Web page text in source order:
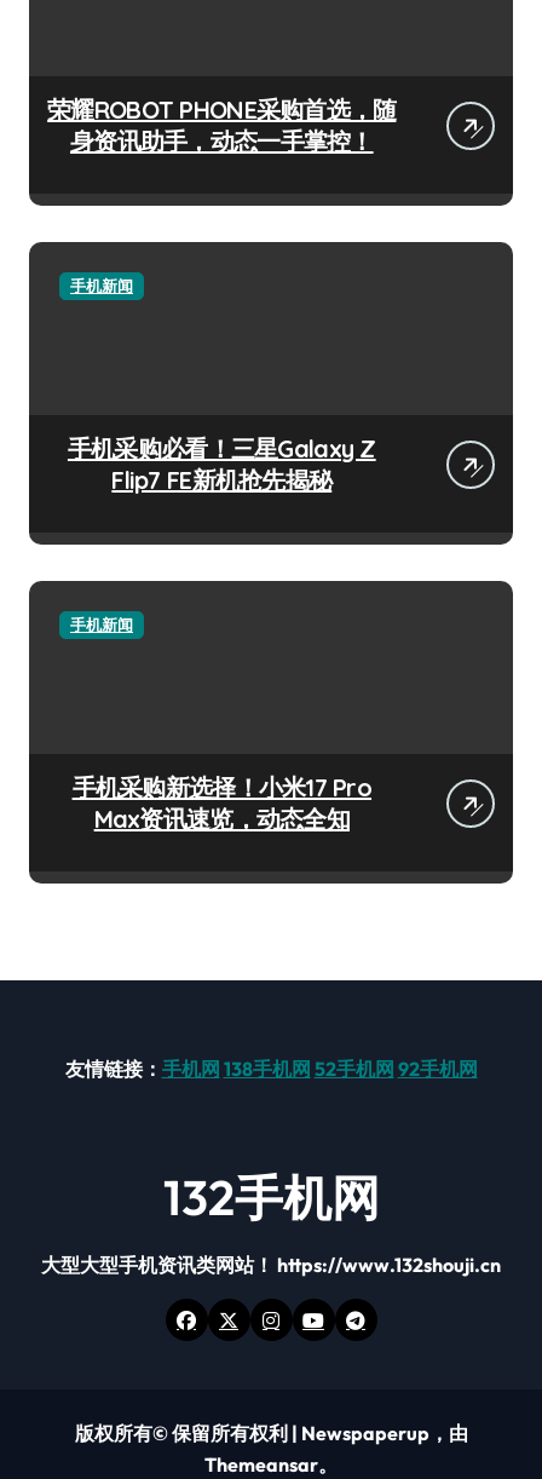
荣耀ROBOT PHONE采购首选，随
身资讯助手，动态一手掌控！
手机新闻
手机采购必看！三星Galaxy Z
Flip7 FE新机抢先揭秘
手机新闻
手机采购新选择！小米17 Pro
Max资讯速览，动态全知
友情链接： 手机网 138手机网 52手机网 92手机网
132手机网
大型大型手机资讯类网站！ https://www.132shouji.cn
版权所有© 保留所有权利 | Newspaperup ，由
Themeansar。